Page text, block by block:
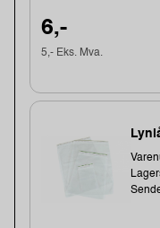
6,-
5,- Eks. Mva.